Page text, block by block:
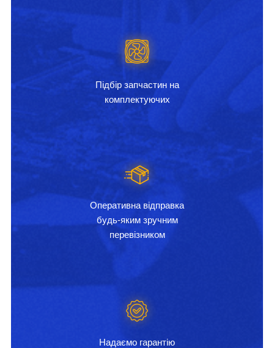
Підбір запчастин на
комплектуючих
Оперативна відправка
будь-яким зручним
перевізником
Надаємо гарантію